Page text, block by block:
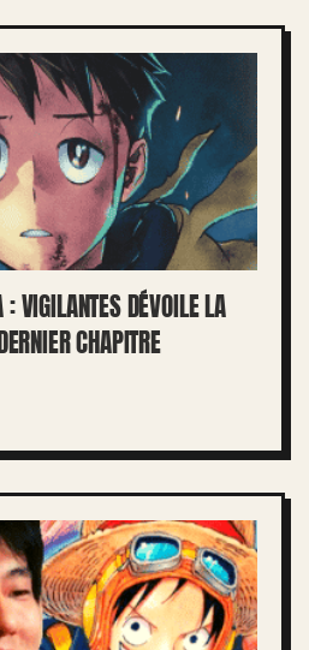
VIGILANTES DÉVOILE LA
CHAPITRE